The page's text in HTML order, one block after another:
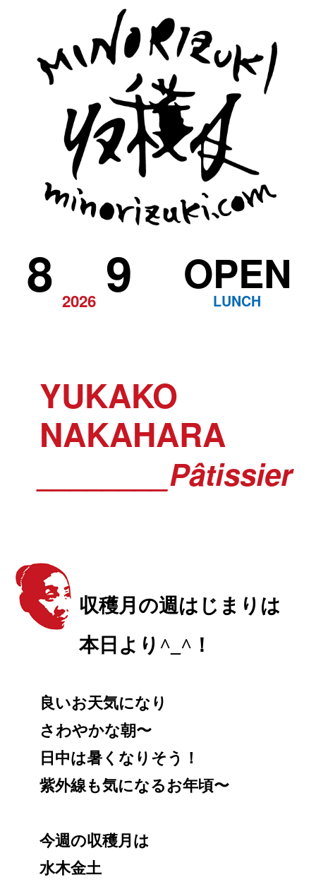
2026
8 9 LUNCH
OPEN
YUKAKO
NAKAHARA
________Pâtissier
収穫月の週はじまりは
本日より^_^！
良いお天気になり
さわやかな朝〜
日中は暑くなりそう！
紫外線も気になるお年頃〜
今週の収穫月は
水木金土